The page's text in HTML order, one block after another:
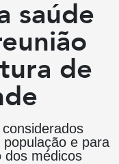
saúde
de
e para
dos médicos